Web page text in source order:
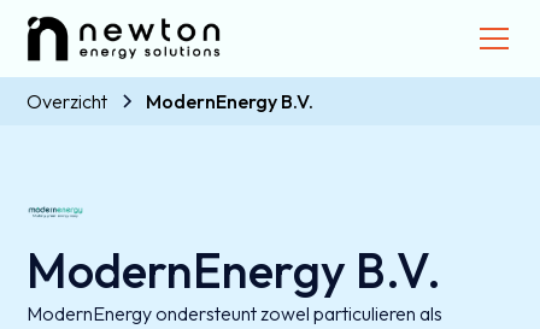
Overzicht ModernEnergy B.V.
ModernEnergy B.V.
ModernEnergy ondersteunt zowel particulieren als